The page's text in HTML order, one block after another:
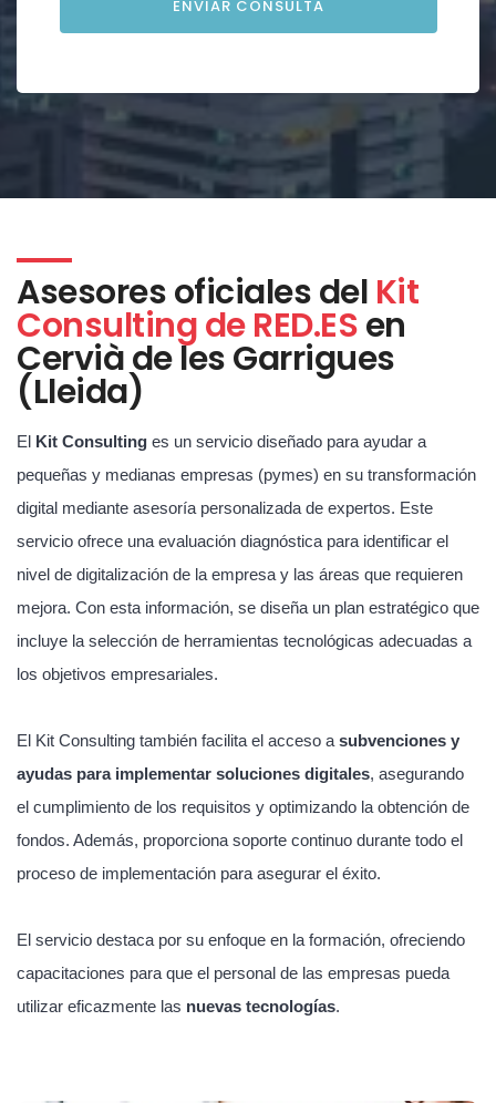
Asesores oficiales del Kit
Consulting de RED.ESen
Cervià de les Garrigues
(Lleida)
El Kit Consulting es un servicio diseñado para ayudar a
pequeñas y medianas empresas (pymes) en su transformación
digital mediante asesoría personalizada de expertos. Este
servicio ofrece una evaluación diagnóstica para identificar el
nivel de digitalización de la empresa y las áreas que requieren
mejora. Con esta información, se diseña un plan estratégico que
incluye la selección de herramientas tecnológicas adecuadas a
los objetivos empresariales.
El Kit Consulting también facilita el acceso a subvenciones y
ayudas para implementar soluciones digitales, asegurando
el cumplimiento de los requisitos y optimizando la obtención de
fondos. Además, proporciona soporte continuo durante todo el
proceso de implementación para asegurar el éxito.
El servicio destaca por su enfoque en la formación, ofreciendo
capacitaciones para que el personal de las empresas pueda
utilizar eficazmente las nuevas tecnologías.